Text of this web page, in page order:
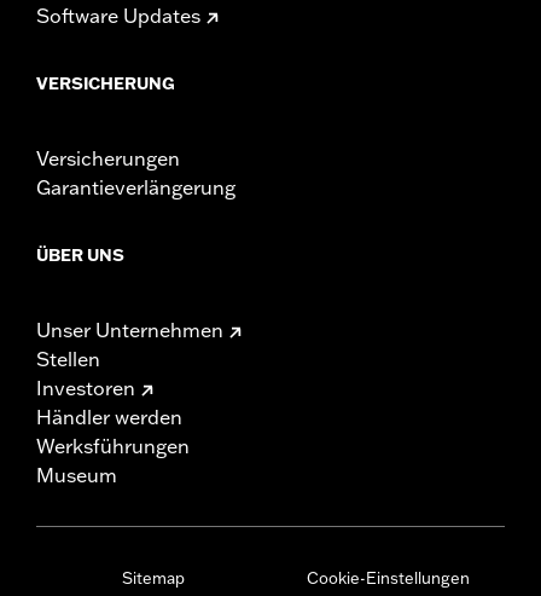
Software Updates
VERSICHERUNG
Versicherungen
Garantieverlängerung
ÜBER UNS
Unser Unternehmen
Stellen
Investoren
Händler werden
Werksführungen
Museum
Sitemap Cookie-Einstellungen